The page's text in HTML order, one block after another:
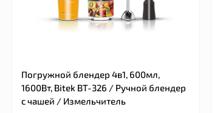
Погружной блендер 4в1, 600мл,
1600Вт, Bitek BT-326 / Ручной блендер
с чашей / Измельчитель